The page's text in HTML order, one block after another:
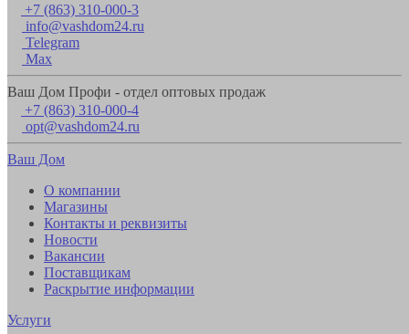
+7 (863) 310-000-3
info@vashdom24.ru
Telegram
Max
Ваш Дом Профи - отдел оптовых продаж
+7 (863) 310-000-4
opt@vashdom24.ru
Ваш Дом
О компании
Магазины
Контакты и реквизиты
Новости
Вакансии
Поставщикам
Раскрытие информации
Услуги